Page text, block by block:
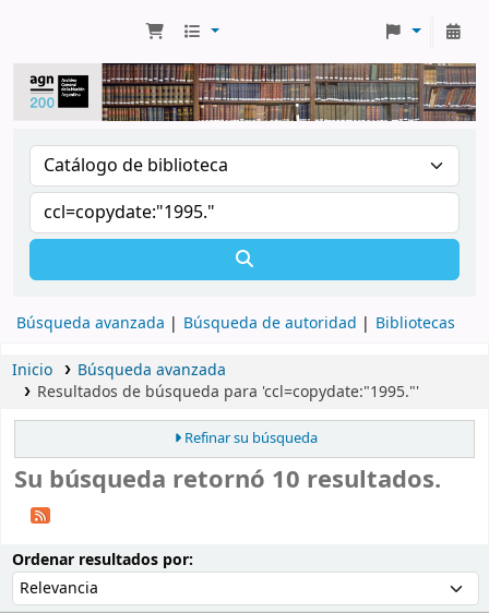
Búsqueda avanzada Búsqueda de autoridad Bibliotecas
Inicio
Búsqueda avanzada
Resultados de búsqueda para 'ccl=copydate:"1995."'
Refinar su búsqueda
Su búsqueda retornó 10 resultados.
Ordenar resultados por: